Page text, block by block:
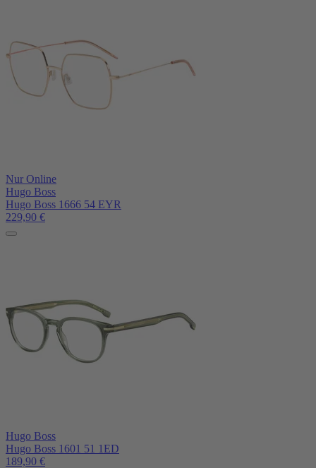
Nur Online
Hugo Boss
Hugo Boss 1666 54 EYR
229,90 €
Hugo Boss
Hugo Boss 1601 51 1ED
189,90 €